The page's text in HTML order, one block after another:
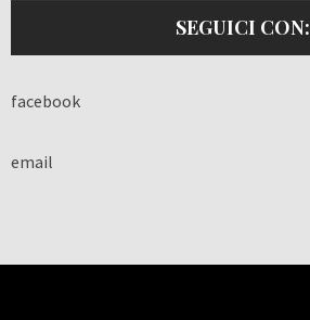
SEGUICI CON:
facebook
email